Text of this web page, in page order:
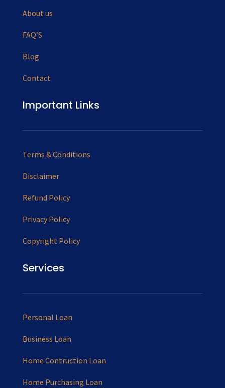
About us
FAQ’S
Blog
Contact
Important Links
Terms & Conditions
Disclaimer
Refund Policy
Privacy Policy
Copyright Policy
Services
Personal Loan
Business Loan
Home Contruction Loan
Home Purchasing Loan